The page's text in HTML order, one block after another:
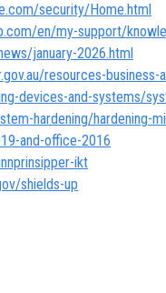
security/Home.html
en/my-support/
january-2026.html
resources-business-
devices-and-systems/
hardening/hardening-
and-office-2016
ikt
shields-up